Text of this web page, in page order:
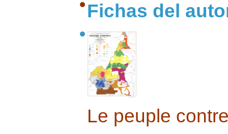
Fichas del
Le peuple